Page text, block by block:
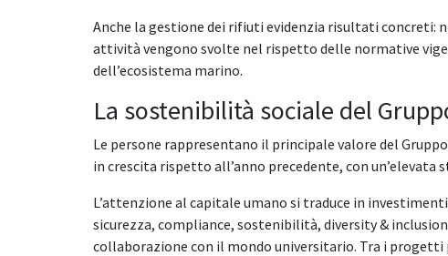
Anche la gestione dei rifiuti evidenzia risultati concreti:
attività vengono svolte nel rispetto delle normative
dell’ecosistema marino.
La sostenibilità sociale del
Le persone rappresentano il principale valore del
in crescita rispetto all’anno precedente, con
L’attenzione al capitale umano si traduce in
sicurezza, compliance, sostenibilità, diversity &
collaborazione con il mondo universitario. Tra i